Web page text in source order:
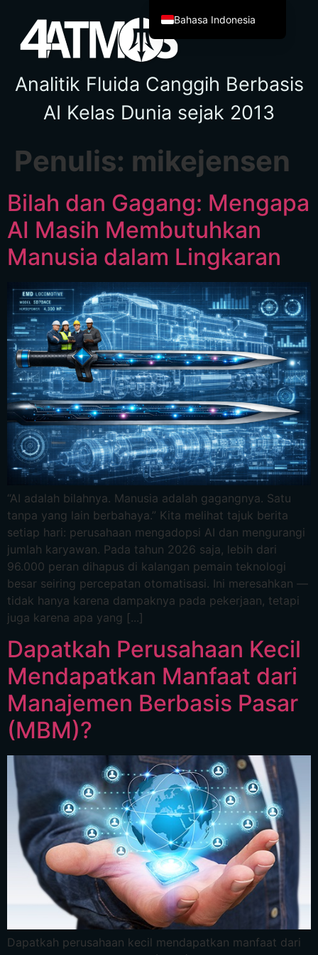
Analitik Fluida Canggih Berbasis
AI Kelas Dunia sejak 2013
Penulis: mikejensen
Bilah dan Gagang: Mengapa
AI Masih Membutuhkan
Manusia dalam Lingkaran
“AI adalah bilahnya. Manusia adalah gagangnya. Satu
tanpa yang lain berbahaya.” Kita melihat tajuk berita
setiap hari: perusahaan mengadopsi AI dan mengurangi
jumlah karyawan. Pada tahun 2026 saja, lebih dari
96.000 peran dihapus di kalangan pemain teknologi
besar seiring percepatan otomatisasi. Ini meresahkan —
tidak hanya karena dampaknya pada pekerjaan, tetapi
juga karena apa yang [...]
Dapatkah Perusahaan Kecil
Mendapatkan Manfaat dari
Manajemen Berbasis Pasar
(MBM)?
Dapatkah perusahaan kecil mendapatkan manfaat dari
Bahasa Indonesia
English
Français
Italiano
العربية
简体中文
繁體中文
हिन्दी
Irish
Ελληνικά
Bahasa Melayu
Sicilian
日本語
Español